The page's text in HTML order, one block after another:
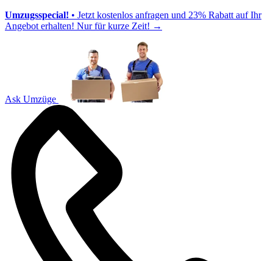
Umzugsspecial! • Jetzt kostenlos anfragen und 23% Rabatt auf Ihr
Angebot erhalten! Nur für kurze Zeit! →
Ask Umzüge